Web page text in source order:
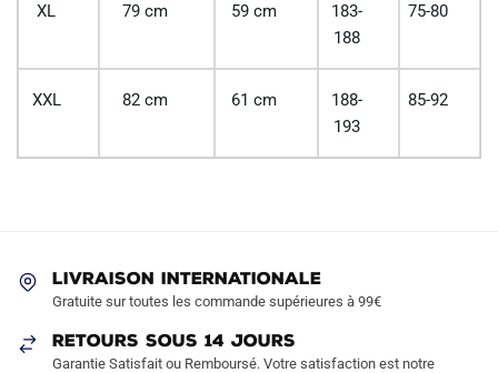
XL 79 cm 59 cm
183-
188
75-80
XXL 82 cm 61 cm
188-
193
85-92
LIVRAISON INTERNATIONALE
Gratuite sur toutes les commande supérieures à 99€
RETOURS SOUS 14 JOURS
Garantie Satisfait ou Remboursé. Votre satisfaction est notre